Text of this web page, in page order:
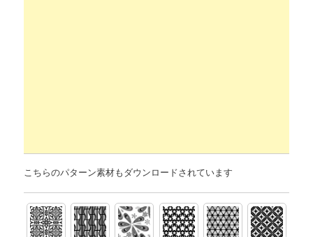
こちらのパターン素材もダウンロードされています